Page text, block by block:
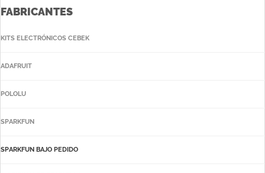
FABRICANTES
KITS ELECTRÓNICOS CEBEK
ADAFRUIT
POLOLU
SPARKFUN
SPARKFUN BAJO PEDIDO